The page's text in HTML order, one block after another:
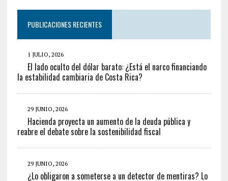
PUBLICACIONES RECIENTES
1 JULIO, 2026
El lado oculto del dólar barato: ¿Está el narco financiando
la estabilidad cambiaria de Costa Rica?
29 JUNIO, 2026
Hacienda proyecta un aumento de la deuda pública y
reabre el debate sobre la sostenibilidad fiscal
29 JUNIO, 2026
¿Lo obligaron a someterse a un detector de mentiras? Lo